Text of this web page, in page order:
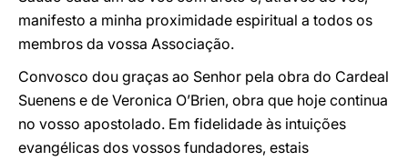
manifesto a minha proximidade espiritual a todos os
membros da vossa Associação.
Convosco dou graças ao Senhor pela obra do Cardeal
Suenens e de Veronica O’Brien, obra que hoje continua
no vosso apostolado. Em fidelidade às intuições
evangélicas dos vossos fundadores, estais